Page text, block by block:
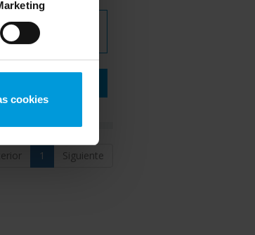
cookies
DESCARGAR
EN LÍNEA
1 Siguiente